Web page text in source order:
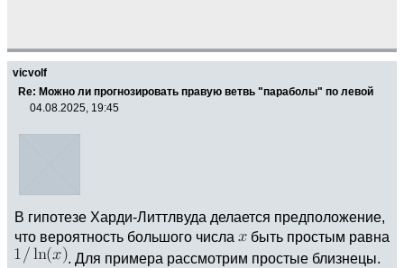
vicvolf
Re: Можно ли прогнозировать правую ветвь "параболы" по левой
04.08.2025, 19:45
В гипотезе Харди-Литтлвуда делается предположение,
что вероятность большого числа
быть простым равна
. Для примера рассмотрим простые близнецы.